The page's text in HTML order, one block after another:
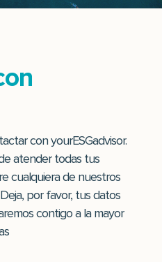
con yourESGadvisor.
atender todas tus
cualquiera de nuestros
por favor, tus datos
contigo a la mayor